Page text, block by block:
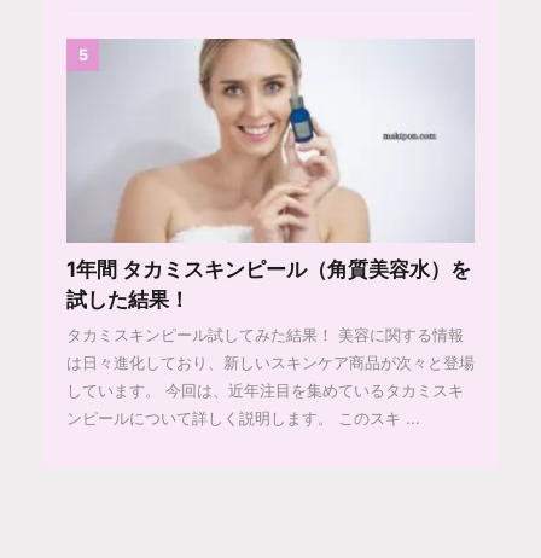
5
1年間 タカミスキンピール（角質美容水）を
試した結果！
タカミスキンピール試してみた結果！ 美容に関する情報
は日々進化しており、新しいスキンケア商品が次々と登場
しています。 今回は、近年注目を集めているタカミスキ
ンピールについて詳しく説明します。 このスキ ...